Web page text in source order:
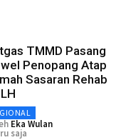
TMMD Pasang
Penopang Atap
Sasaran Rehab
Eka Wulan
saja